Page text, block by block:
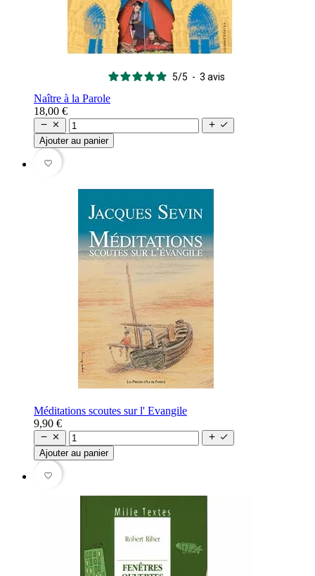
5/5 - 3 avis
Naître à la Parole
18,00 €
   
Ajouter au panier
favorite_border
Méditations scoutes sur l' Evangile
9,90 €
   
Ajouter au panier
favorite_border